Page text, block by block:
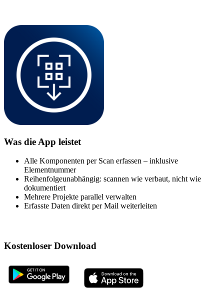
Was die App leistet
Alle Komponenten per Scan erfassen – inklusive
Elementnummer
Reihenfolgeunabhängig: scannen wie verbaut, nicht wie
dokumentiert
Mehrere Projekte parallel verwalten
Erfasste Daten direkt per Mail weiterleiten
Kostenloser Download